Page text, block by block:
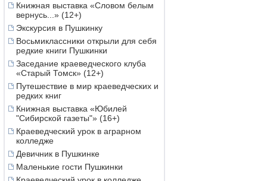
Книжная выставка «Словом белым
вернусь...» (12+)
Экскурсия в Пушкинку
Восьмиклассники открыли для себя
редкие книги Пушкинки
Заседание краеведческого клуба
«Старый Томск» (12+)
Путешествие в мир краеведческих и
редких книг
Книжная выставка «Юбилей
"Сибирской газеты"» (16+)
Краеведческий урок в аграрном
колледже
Девичник в Пушкинке
Маленькие гости Пушкинки